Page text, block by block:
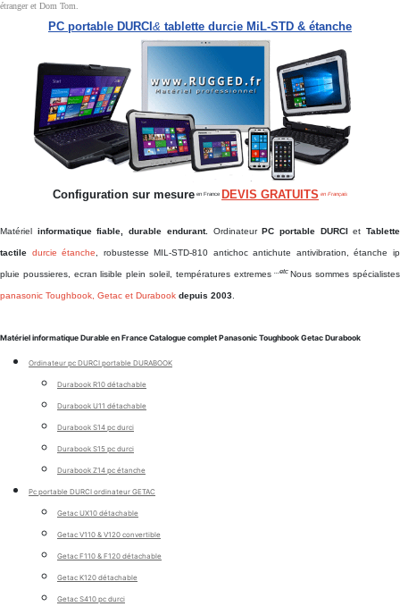
étranger et Dom Tom.
PC portable DURCI & tablette durcie MiL-STD & étanche
Configuration sur mesure en France DEVIS GRATUITS en Français
Matériel informatique fiable, durable endurant. OrdinateurPC portable DURCIet Tablette
tactile durcie étanche , robustesse MIL-STD-810 antichoc antichute antivibration, étanche ip
pluie poussieres, ecran lisible plein soleil, températures extremes ...etcNous sommes spécialistes
panasonic Toughbook, Getac et Durabook depuis 2003
Matériel informatique Durable en France Catalogue complet Panasonic Toughbook Getac Durabook
Ordinateur pc DURCI portable DURABOOK
Durabook R10 détachable
Durabook U11 détachable
Durabook S14 pc durci
Durabook S15 pc durci
Durabook Z14 pc étanche
Pc portable DURCI ordinateur GETAC
Getac UX10 détachable
Getac V110 & V120 convertible
Getac F110 & F120 détachable
Getac K120 détachable
Getac S410 pc durci